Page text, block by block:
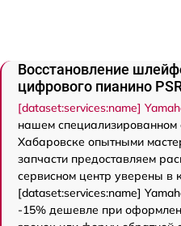
Восстановление
цифрового пианино
[dataset:services:name]
нашем специализированном
Хабаровске опытными
запчасти предоставляем
сервисном центр уверены в
[dataset:services:name]
-15% дешевле при